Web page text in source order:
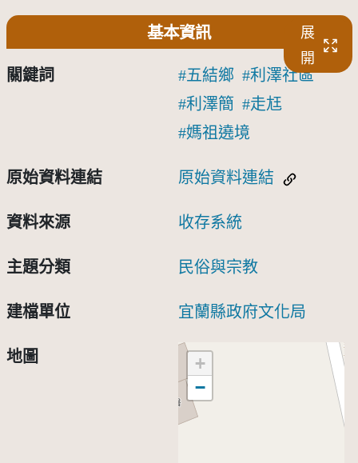
基本資訊
展
開
關鍵詞 五結鄉
利澤社區
利澤簡
走尪
媽祖遶境
原始資料連結 原始資料連結
資料來源 收存系統
主題分類 民俗與宗教
建檔單位 宜蘭縣政府文化局
地圖
+
−